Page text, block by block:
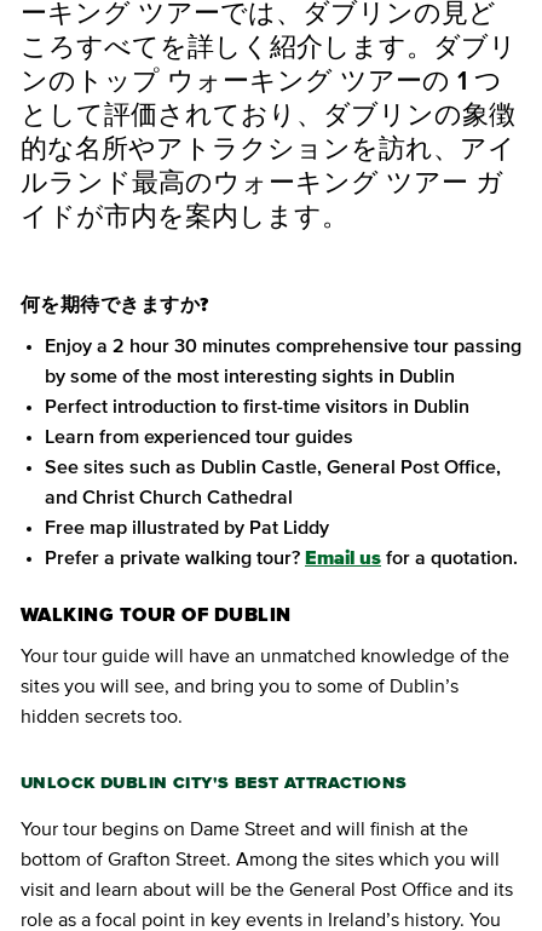
ーキング ツアーでは、ダブリンの見ど
ころすべてを詳しく紹介します。ダブリ
ンのトップ ウォーキング ツアーの 1 つ
として評価されており、ダブリンの象徴
的な名所やアトラクションを訪れ、アイ
ルランド最高のウォーキング ツアー ガ
イドが市内を案内します。
何を期待できますか?
Enjoy a 2 hour 30 minutes comprehensive tour passing
by some of the most interesting sights in Dublin
Perfect introduction to first-time visitors in Dublin
Learn from experienced tour guides
See sites such as Dublin Castle, General Post Office,
and Christ Church Cathedral
Free map illustrated by Pat Liddy
Prefer a private walking tour? Email us for a quotation.
WALKING TOUR OF DUBLIN
Your tour guide will have an unmatched knowledge of the
sites you will see, and bring you to some of Dublin’s
hidden secrets too.
UNLOCK DUBLIN CITY'S BEST ATTRACTIONS
Your tour begins on Dame Street and will finish at the
bottom of Grafton Street. Among the sites which you will
visit and learn about will be the General Post Office and its
role as a focal point in key events in Ireland’s history. You